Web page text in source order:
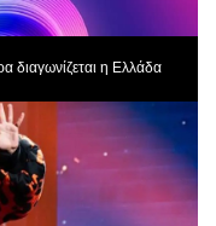
διαγωνίζεται η Ελλάδα